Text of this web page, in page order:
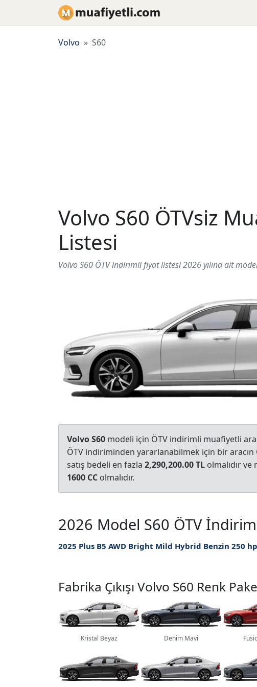
Volvo S60
Volvo S60 ÖTVsiz
Listesi
Volvo S60 ÖTV indirimli fiyat listesi 2026 yılına ait
Volvo S60 modeli için ÖTV indirimli muafiyetli
ÖTV indiriminden yararlanabilmek için bir aracın
satış bedeli en fazla 2,290,200.00 TL olmalıdır
1600 CC olmalıdır.
2026 Model S60 ÖTV
Fabrika Çıkışı Volvo S60 Renk
Kristal Beyaz Denim Mavi